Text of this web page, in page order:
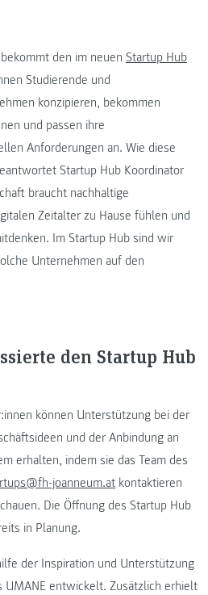
den im neuen Startup Hub
Studierende und
konzipieren, bekommen
und passen ihre
Anforderungen an. Wie diese
Startup Hub Koordinator
braucht nachhaltige
Zeitalter zu Hause fühlen und
Im Startup Hub sind wir
Unternehmen auf den
den Startup Hub
können Unterstützung bei der
und der Anbindung an
erhalten, indem sie das Team des
joanneum.at kontaktieren
Die Öffnung des Startup Hub
in Planung.
der Inspiration und Unterstützung
UMANE entwickelt. Zusätzlich erhielt